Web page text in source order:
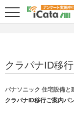
クラパナID移
パナソニック 住宅設備と
クラパナID移行ご案内パ